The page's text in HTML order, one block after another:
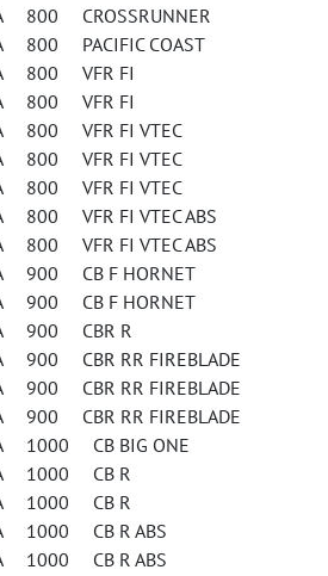
800 CROSSRUNNER
800 PACIFIC COAST
800 VFR FI
800 VFR FI
800 VFR FI VTEC
800 VFR FI VTEC
800 VFR FI VTEC
800 VFR FI VTEC ABS
800 VFR FI VTEC ABS
900 CB F HORNET
900 CB F HORNET
900 CBR R
900 CBR RR FIREBLADE
900 CBR RR FIREBLADE
900 CBR RR FIREBLADE
1000 CB BIG ONE
1000 CB R
1000 CB R
1000 CB R ABS
1000 CB R ABS